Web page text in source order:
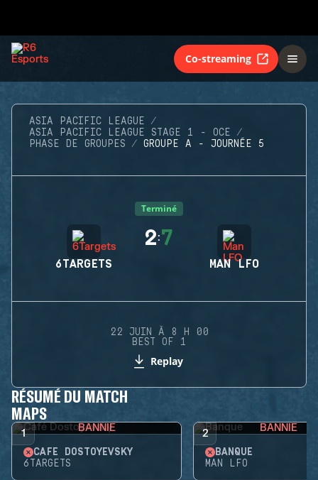
Co-streaming
ASIA PACIFIC LEAGUE
ASIA PACIFIC LEAGUE STAGE 1 - OCE
PHASE DE GROUPES
GROUPE A - JOURNÉE 5
Terminé
6TARGETS
2:7
MAN LFO
22 JUIN À 8 H 00
BEST OF 1
Replay
RÉSUMÉ DU MATCH
MAPS
1 BANNIE
CAFÉ DOSTOYEVSKY
6TARGETS
2 BANNIE
BANQUE
MAN LFO